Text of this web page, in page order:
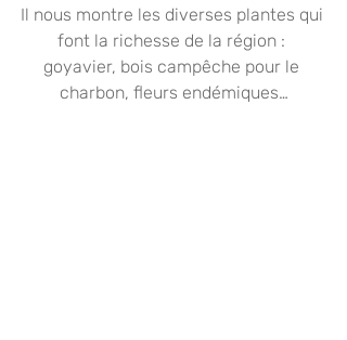
Il nous montre les diverses plantes qui
font la richesse de la région :
goyavier, bois campêche pour le
charbon, fleurs endémiques…